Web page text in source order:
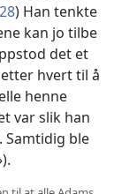
) Han tenkte
kan jo tilbe
det et
hvert til å
henne
var slik han
Samtidig ble